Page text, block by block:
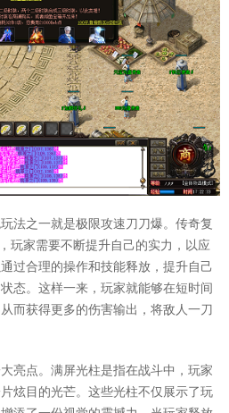
法之一就是极限攻速刀刀爆。传奇复
玩家需要不断提升自己的实力，以应
过合理的操作和技能释放，提升自己
态。这样一来，玩家就能够在短时间
而获得更多的伤害输出，将敌人一刀
亮点。满屏光柱是指在战斗中，玩家
炫目的光芒。这些光柱不仅展示了玩